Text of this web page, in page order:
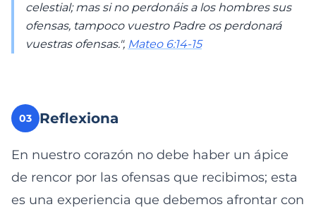
celestial; mas si no perdonáis a los hombres sus
ofensas, tampoco vuestro Padre os perdonará
vuestras ofensas.", Mateo 6:14-15
03 Reflexiona
En nuestro corazón no debe haber un ápice
de rencor por las ofensas que recibimos; esta
es una experiencia que debemos afrontar con